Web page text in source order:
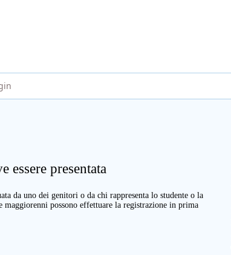
essere presentata
da uno dei genitori o da chi rappresenta lo studente o la
maggiorenni possono effettuare la registrazione in prima